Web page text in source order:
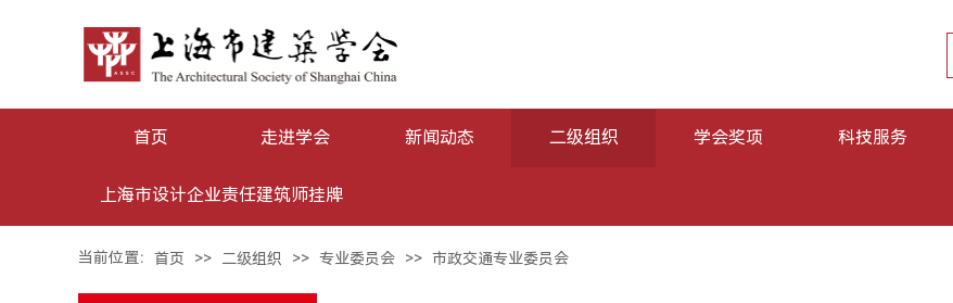
首页 走进学会 新闻动态 二级组织 学会奖项 科技服务
上海市设计企业责任建筑师挂牌
首页 >> 二级组织 >> 专业委员会 >> 市政交通专业委员会
当前位置：